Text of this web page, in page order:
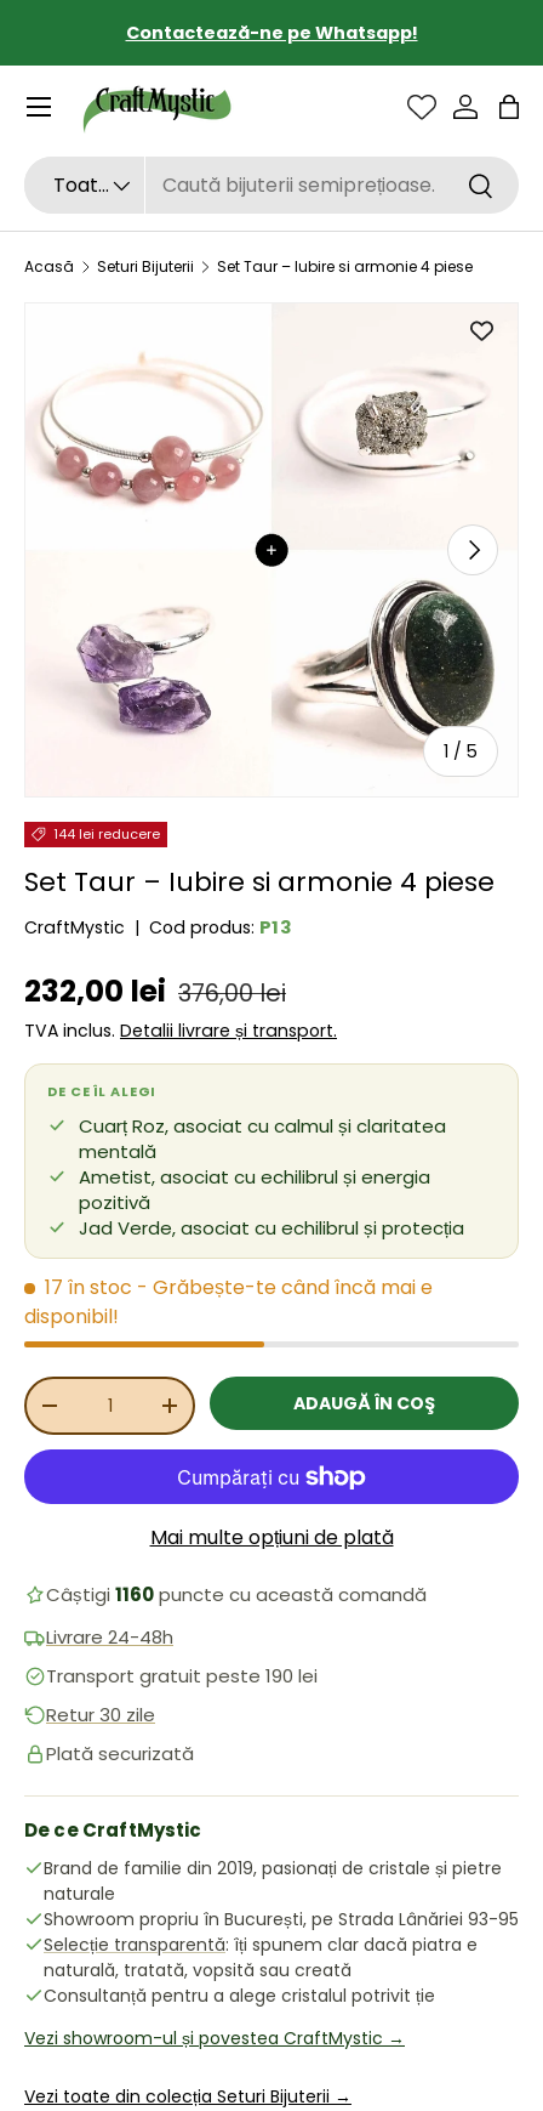
SARI LA CONȚINUT
Contactează-ne pe Whatsapp!
Căutare
Tipul de produs
Toate
Sac
Acasă Seturi Bijuterii Set Taur – Iubire si armonie 4 piese
SARI LA INFORMAȚIILE DESPRE PRODUS
1 / de
5
144 lei reducere
Set Taur – Iubire si armonie 4 piese
CraftMystic | Cod produs: P13
Preț de vânzare
232,00 lei Preț obișnuit
376,00 lei
TVA inclus. Detalii livrare și transport.
DE CE ÎL ALEGI
Cuarț Roz, asociat cu calmul și claritatea
mentală
Ametist, asociat cu echilibrul și energia
pozitivă
Jad Verde, asociat cu echilibrul și protecția
17 în stoc - Grăbește-te când încă mai e
disponibil!
Cant.
REDUCEȚI CANTITATEAMĂRIȚI CANTITATEAADAUGĂ ÎN COŞ
Mai multe opțiuni de plată
Câștigi 1160puncte cu această comandă
Livrare 24-48h
Transport gratuit peste 190 lei
Retur 30 zile
Plată securizată
De ce CraftMystic
Brand de familie din 2019, pasionați de cristale și pietre
naturale
Showroom propriu în București, pe Strada Lânăriei 93-95
Selecție transparentă: îți spunem clar dacă piatra e
naturală, tratată, vopsită sau creată
Consultanță pentru a alege cristalul potrivit ție
Vezi showroom-ul și povestea CraftMystic →
Vezi toate din colecția Seturi Bijuterii →